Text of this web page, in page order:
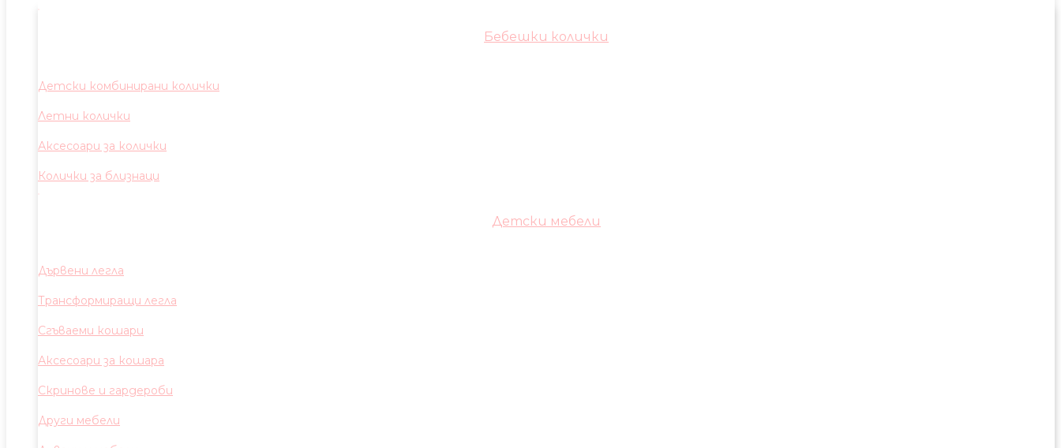
Бебешки колички
Детски комбинирани колички
Летни колички
Аксесоари за колички
Колички за близнаци
Детски мебели
Дървени легла
Трансформиращи легла
Сгъваеми кошари
Аксесоари за кошара
Скринове и гардероби
Други мебели